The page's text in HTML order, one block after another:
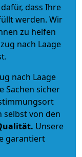
dass Ihre
werden. Wir
zu helfen
nach Laage
nach Laage
Sachen sicher
selbst von den
. Unsere
garantiert